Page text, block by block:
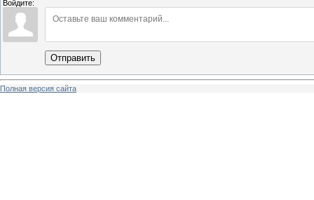
Войдите:
Отправить
Полная версия сайта